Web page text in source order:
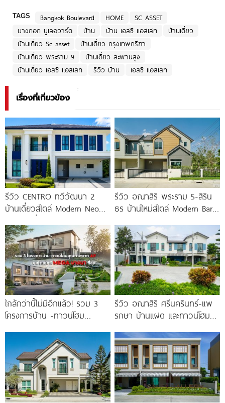
TAGS Bangkok Boulevard HOME
SC ASSET
บางกอก บูเลอวาร์ด
บ้าน บ้าน เอสซี แอสเสท
บ้านเดี่ยว
บ้านเดี่ยว Sc asset
บ้านเดี่ยว กรุงเทพกรีฑา
บ้านเดี่ยว พระราม 9
บ้านเดี่ยว สะพานสูง
บ้านเดี่ยว เอสซี แอสเสท
รีวิว บ้าน เอสซี แอสเสท
เรื่องที่เกี่ยวข้อง
รีวิว CENTRO ทวีวัฒนา 2
บ้านเดี่ยวสไตล์ Modern Neo
รีวิว อณาสิริ พระราม 5-สิริน
ธร บ้านใหม่สไตล์ Modern Barn
ใกล้กว่านี้ไม่มีอีกแล้ว! รวม 3
โครงการบ้าน -ทาวน์โฮม
MEGA บางนา เพียง
รีวิว อณาสิริ ศรีนครินทร์-แพ
รกษา บ้านแฝด และทาวน์โฮม
ทางด่วน และ BTS แพรกษา